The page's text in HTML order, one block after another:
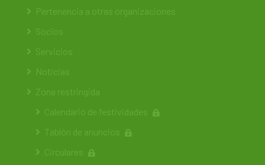
Pertenencia a otras organizaciones
Socios
Servicios
Noticias
Zona restringida
Calendario de festividades
Tablón de anuncios
Circulares